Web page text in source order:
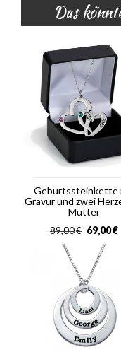
Das
Geburtssteinkette
Gravur und zwei
Mütter
€
89,00 €
69,00